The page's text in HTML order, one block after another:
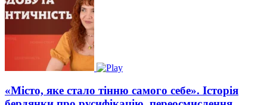
«Місто, яке стало тінню самого себе». Історія